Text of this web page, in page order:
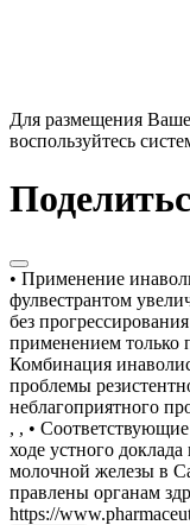
Для размещения
воспользуйтесь
• Применение
фулвестрантом
без
применением только
Комбинация
проблемы
неблагоприятного
, , •
ходе устного
молочной железы в
правлены органам
https://